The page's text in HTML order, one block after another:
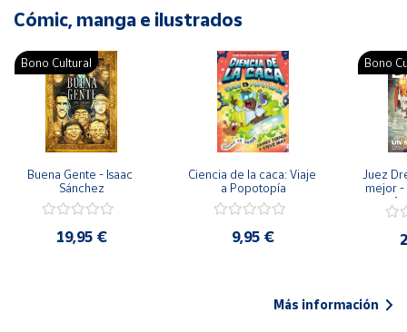
Cómic, manga e ilustrados
Bono Cultural
Buena Gente - Isaac
Sánchez
19,95 €
Ciencia de la caca: Viaje
a Popotopía
9,95 €
Bono
Juez
mejor -
Más información